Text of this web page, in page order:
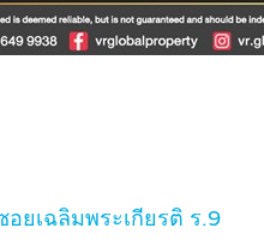
ยเฉลิมพระเกียรติ ร.9